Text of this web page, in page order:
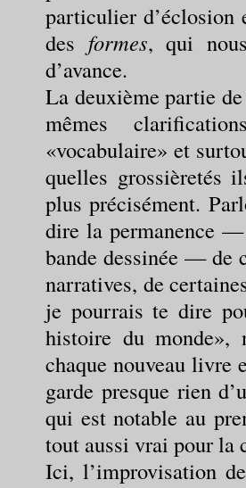
particulier
des formes, qui
d’avance.
La deuxième partie
mêmes
«vocabulaire» et
quelles grossièretés
plus précisément.
dire la permanence
bande dessinée — de
narratives, de
je pourrais te dire
histoire du monde»,
chaque nouveau livre
garde presque rien
qui est notable au
tout aussi vrai pour la
Ici, l’improvisation